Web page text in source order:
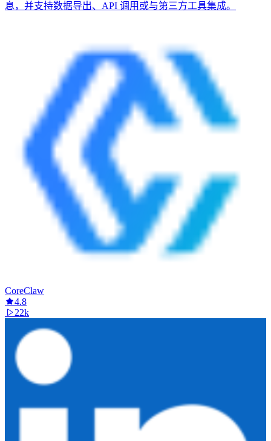
息，并支持数据导出、API 调用或与第三方工具集成。
CoreClaw
4.8
22k